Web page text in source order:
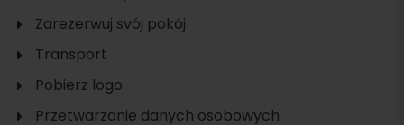
Zarezerwuj svój pokój
Transport
Pobierz logo
Przetwarzanie danych osobowych